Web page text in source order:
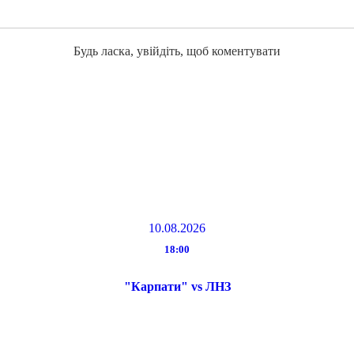
Будь ласка, увійдіть, щоб коментувати
10.08.2026
18:00
"Карпати" vs ЛНЗ